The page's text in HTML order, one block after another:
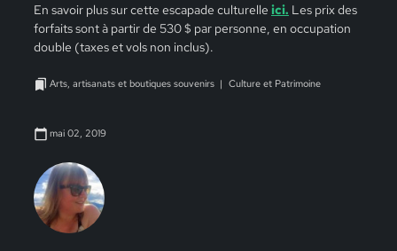
En savoir plus sur cette escapade culturelle ici. Les prix des
forfaits sont à partir de 530 $ par personne, en occupation
double (taxes et vols non inclus).
Arts, artisanats et boutiques souvenirs Culture et Patrimoine
mai 02, 2019